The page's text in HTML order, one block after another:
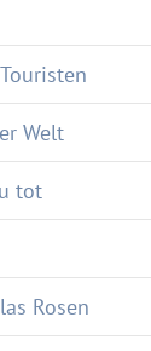
Welt
tot
Rosen